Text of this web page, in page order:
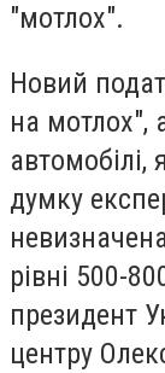
"мотлох".
Новий
на мотлох",
думку
рівні 500-
президент
центру